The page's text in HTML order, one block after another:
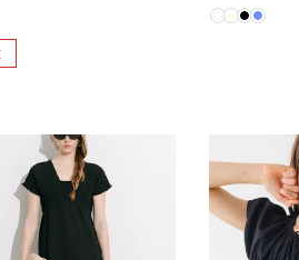
不可 コカ
ル
価
価
格
常